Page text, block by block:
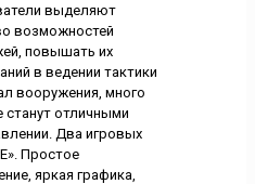
выделяют
возможностей
повышать их
в ведении тактики
вооружения, много
отличными
Два игровых
Простое
яркая графика,